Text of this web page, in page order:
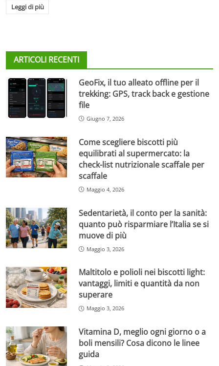
Leggi di più
ARTICOLI RECENTI
GeoFix, il tuo alleato offline per il
trekking: GPS, track back e gestione
file
Giugno 7, 2026
Come scegliere biscotti più
equilibrati al supermercato: la
check-list nutrizionale scaffale per
scaffale
Maggio 4, 2026
Sedentarietà, il conto per la sanità:
quanto può risparmiare l’Italia se si
muove di più
Maggio 3, 2026
Maltitolo e polioli nei biscotti light:
vantaggi, limiti e quantità da non
superare
Maggio 3, 2026
Vitamina D, meglio ogni giorno o a
boli mensili? Cosa dicono le linee
guida